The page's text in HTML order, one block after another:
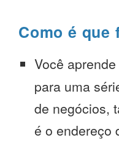
Como é que
Você aprende
para uma
de negócios,
é o endereço